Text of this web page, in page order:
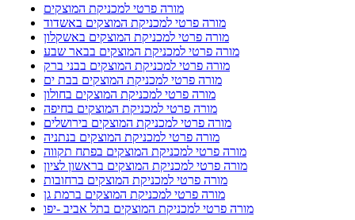
מורה פרטי למכניקת המוצקים
מורה פרטי למכניקת המוצקים באשדוד
מורה פרטי למכניקת המוצקים באשקלון
מורה פרטי למכניקת המוצקים בבאר שבע
מורה פרטי למכניקת המוצקים בבני ברק
מורה פרטי למכניקת המוצקים בבת ים
מורה פרטי למכניקת המוצקים בחולון
מורה פרטי למכניקת המוצקים בחיפה
מורה פרטי למכניקת המוצקים בירושלים
מורה פרטי למכניקת המוצקים בנתניה
מורה פרטי למכניקת המוצקים בפתח תקווה
מורה פרטי למכניקת המוצקים בראשון לציון
מורה פרטי למכניקת המוצקים ברחובות
מורה פרטי למכניקת המוצקים ברמת גן
מורה פרטי למכניקת המוצקים בתל אביב -יפו